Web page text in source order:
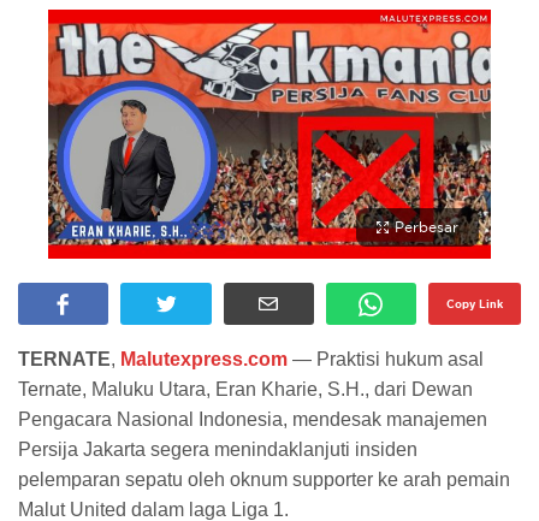
Perbesar
Copy Link
TERNATE, Malutexpress.com — Praktisi hukum asal
Ternate, Maluku Utara, Eran Kharie, S.H., dari Dewan
Pengacara Nasional Indonesia, mendesak manajemen
Persija Jakarta segera menindaklanjuti insiden
pelemparan sepatu oleh oknum supporter ke arah pemain
Malut United dalam laga Liga 1.